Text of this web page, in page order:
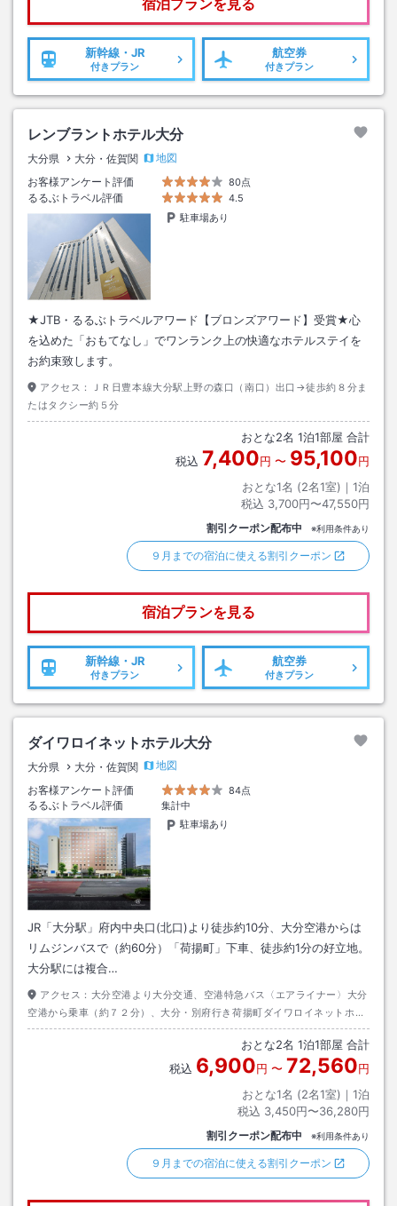
宿泊プランを見る
新幹線・JR
付きプラン
航空券
付きプラン
レンブラントホテル大分
大分県 大分・佐賀関
地図
お客様アンケート評価
80点
るるぶトラベル評価
4.5
駐車場あり
★JTB・るるぶトラベルアワード【ブロンズアワード】受賞★心
を込めた「おもてなし」でワンランク上の快適なホテルステイを
お約束致します。
アクセス：
ＪＲ日豊本線大分駅上野の森口（南口）出口→徒歩約８分ま
たはタクシー約５分
おとな2名 1泊1部屋 合計
税込 7,400円 〜 95,100円
おとな1名 (2名1室)｜ 1泊
税込 3,700円〜47,550円
割引クーポン配布中 ※利用条件あり
９月までの宿泊に使える割引クーポン
宿泊プランを見る
新幹線・JR
付きプラン
航空券
付きプラン
ダイワロイネットホテル大分
大分県 大分・佐賀関
地図
お客様アンケート評価
84点
るるぶトラベル評価
集計中
駐車場あり
JR「大分駅」府内中央口(北口)より徒歩約10分、大分空港からは
リムジンバスで（約60分）「荷揚町」下車、徒歩約1分の好立地。
大分駅には複合…
アクセス： 大分空港より大分交通、空港特急バス〈エアライナー〉大分
空港から乗車（約７２分）、大分・別府行き荷揚町ダイワロイネットホテ
ル前下車徒歩約０分（バス停前）
おとな2名 1泊1部屋 合計
税込 6,900円 〜 72,560円
おとな1名 (2名1室)｜ 1泊
税込 3,450円〜36,280円
割引クーポン配布中 ※利用条件あり
９月までの宿泊に使える割引クーポン